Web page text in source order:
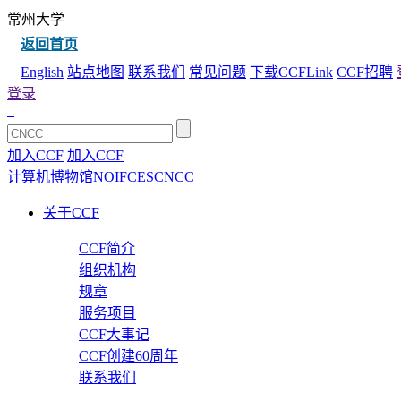
常州大学
返回首页
English 站点地图 联系我们 常见问题 下载CCFLink CCF招聘
登录
加入CCF 加入CCF
计算机博物馆NOIFCESCNCC
关于CCF
CCF简介
组织机构
规章
服务项目
CCF大事记
CCF创建60周年
联系我们